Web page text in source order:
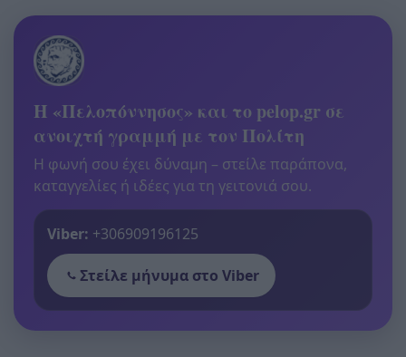
Η «Πελοπόννησος» και το pelop.gr σε
ανοιχτή γραμμή με τον Πολίτη
Η φωνή σου έχει δύναμη – στείλε παράπονα,
καταγγελίες ή ιδέες για τη γειτονιά σου.
Viber: +306909196125
Στείλε μήνυμα στο Viber